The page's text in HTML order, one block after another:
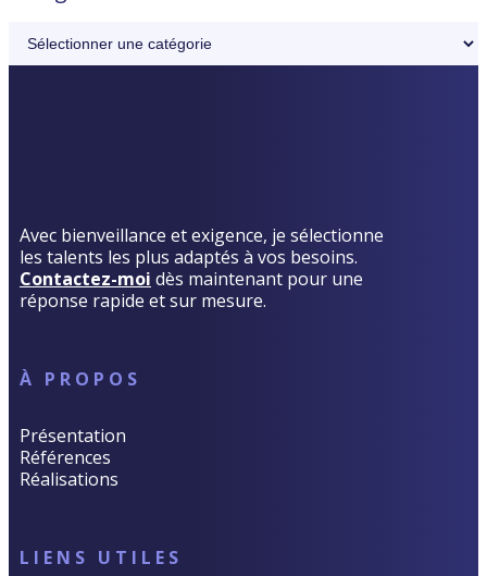
Avec bienveillance et exigence, je sélectionne
les talents les plus adaptés à vos besoins.
Contactez-moi dès maintenant pour une
réponse rapide et sur mesure.
À PROPOS
Présentation
Références
Réalisations
LIENS UTILES